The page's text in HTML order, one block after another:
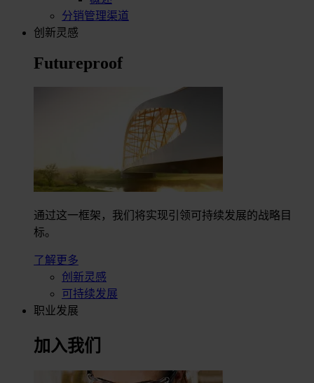
分销管理渠道
创新灵感
Futureproof
通过这一框架，我们将实现引领可持续发展的战略目
标。
了解更多
创新灵感
可持续发展
职业发展
加入我们